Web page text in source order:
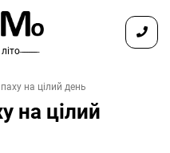
на цілий день
на цілий